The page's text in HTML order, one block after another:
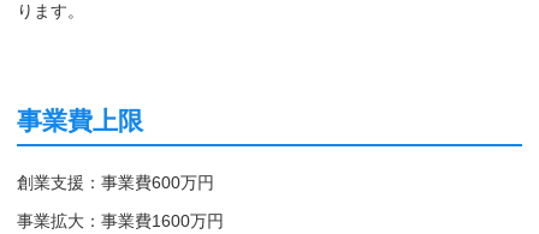
ります。
事業費上限
創業支援：事業費600万円
事業拡大：事業費1600万円